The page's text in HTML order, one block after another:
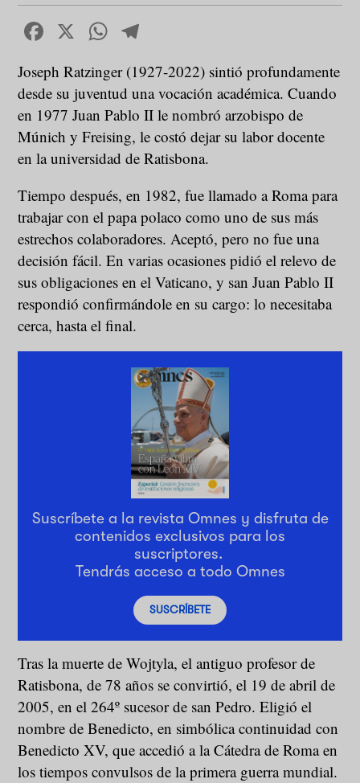
Facebook
X WhatsApp
Joseph Ratzinger (1927-2022) sintió profundamente
desde su juventud una vocación académica. Cuando
en 1977 Juan Pablo II le nombró arzobispo de
Múnich y Freising, le costó dejar su labor docente
en la universidad de Ratisbona.
Tiempo después, en 1982, fue llamado a Roma para
trabajar con el papa polaco como uno de sus más
estrechos colaboradores. Aceptó, pero no fue una
decisión fácil. En varias ocasiones pidió el relevo de
sus obligaciones en el Vaticano, y san Juan Pablo II
respondió confirmándole en su cargo: lo necesitaba
cerca, hasta el final.
Suscríbete a la revista Omnes y disfruta de
contenidos exclusivos para los
suscriptores.
Tendrás acceso a todo Omnes
SUSCRÍBETE
Tras la muerte de Wojtyla, el antiguo profesor de
Ratisbona, de 78 años se convirtió, el 19 de abril de
2005, en el 264º sucesor de san Pedro. Eligió el
nombre de Benedicto, en simbólica continuidad con
Benedicto XV, que accedió a la Cátedra de Roma en
los tiempos convulsos de la primera guerra mundial.